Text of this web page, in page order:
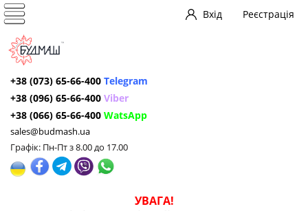
Вхід Реєстрація
+38 (073) 65-66-400 Telegram
+38 (096) 65-66-400 Viber
+38 (066) 65-66-400 WatsApp
sales@budmash.ua
Графік: Пн-Пт з 8.00 до 17.00
УВАГА!